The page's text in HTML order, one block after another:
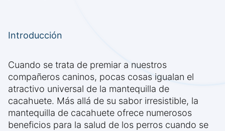
Introducción
Cuando se trata de premiar a nuestros
compañeros caninos, pocas cosas igualan el
atractivo universal de la mantequilla de
cacahuete. Más allá de su sabor irresistible, la
mantequilla de cacahuete ofrece numerosos
beneficios para la salud de los perros cuando se